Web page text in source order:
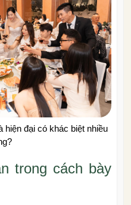
đại có khác biệt nhiều
trong cách bày